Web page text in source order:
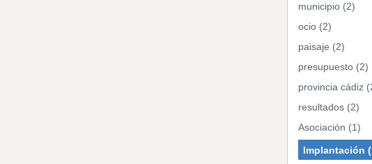
municipio (2)
ocio (2)
paisaje (2)
presupuesto (2)
provincia cádiz
resultados (2)
Asociación (1)
Implantación